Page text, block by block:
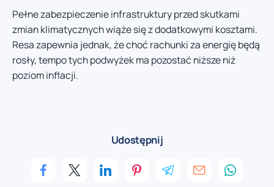
Pełne zabezpieczenie infrastruktury przed skutkami
zmian klimatycznych wiąże się z dodatkowymi kosztami.
Resa zapewnia jednak, że choć rachunki za energię będą
rosły, tempo tych podwyżek ma pozostać niższe niż
poziom inflacji.
Udostępnij